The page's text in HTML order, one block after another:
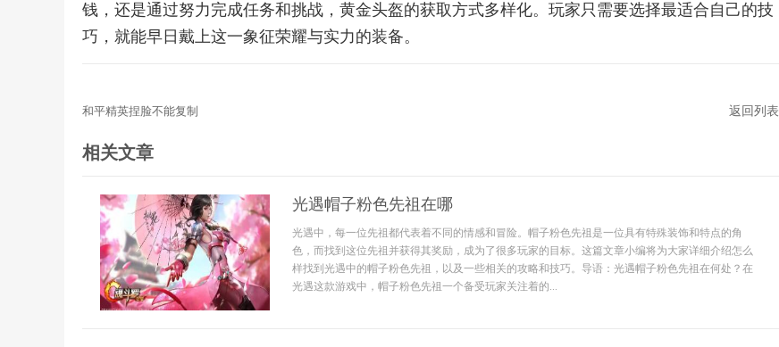
钱，还是通过努力完成任务和挑战，黄金头盔的获取方式多样化。玩家只需要选择最适合自己的技
巧，就能早日戴上这一象征荣耀与实力的装备。
和平精英捏脸不能复制 返回列表
相关文章
光遇帽子粉色先祖在哪
光遇中，每一位先祖都代表着不同的情感和冒险。帽子粉色先祖是一位具有特殊装饰和特点的角
色，而找到这位先祖并获得其奖励，成为了很多玩家的目标。这篇文章小编将为大家详细介绍怎么
样找到光遇中的帽子粉色先祖，以及一些相关的攻略和技巧。导语：光遇帽子粉色先祖在何处？在
光遇这款游戏中，帽子粉色先祖一个备受玩家关注着的...